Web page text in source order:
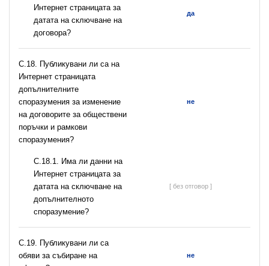
Интернет страницата за
датата на сключване на
договора?
да
С.18. Публикувани ли са на
Интернет страницата
допълнителните
споразумения за изменение
на договорите за обществени
поръчки и рамкови
споразумения?
не
С.18.1. Има ли данни на
Интернет страницата за
датата на сключване на
допълнителното
споразумение?
[ без отговор ]
С.19. Публикувани ли са
обяви за събиране на
не